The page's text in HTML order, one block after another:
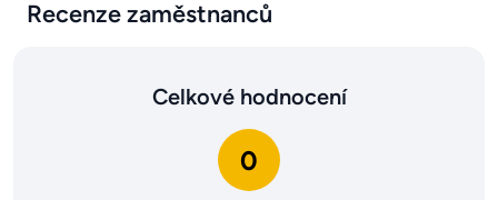
Recenze zaměstnanců
Celkové hodnocení
0